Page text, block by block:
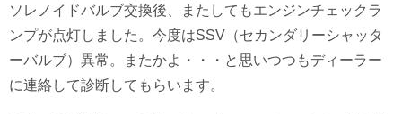
ソレノイドバルブ交換後、またしてもエンジンチェックラ
ンプが点灯しました。今度はSSV（セカンダリーシャッタ
ーバルブ）異常。またかよ・・・と思いつつもディーラー
に連絡して診断してもらいます。